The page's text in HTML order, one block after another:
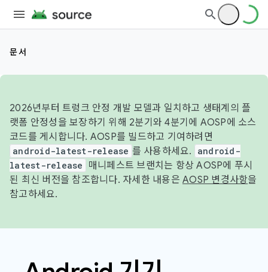
문서
2026년부터 트렁크 안정 개발 모델과 일치하고 생태계의 플
랫폼 안정성을 보장하기 위해 2분기와 4분기에 AOSP에 소스
코드를 게시합니다. AOSP를 빌드하고 기여하려면
android-latest-release 를 사용하세요.
android-
latest-release
매니페스트 브랜치는 항상 AOSP에 푸시
된 최신 버전을 참조합니다. 자세한 내용은 AOSP 변경사항을
참고하세요.